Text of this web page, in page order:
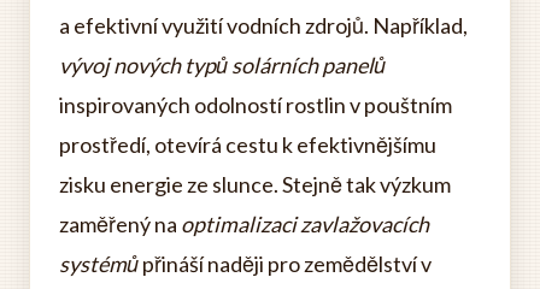
a efektivní využití vodních zdrojů. Například,
vývoj nových typů solárních panelů
inspirovaných odolností rostlin v pouštním
prostředí, otevírá cestu k efektivnějšímu
zisku energie ze slunce. Stejně tak výzkum
zaměřený na optimalizaci zavlažovacích
systémůpřináší naději pro zemědělství v